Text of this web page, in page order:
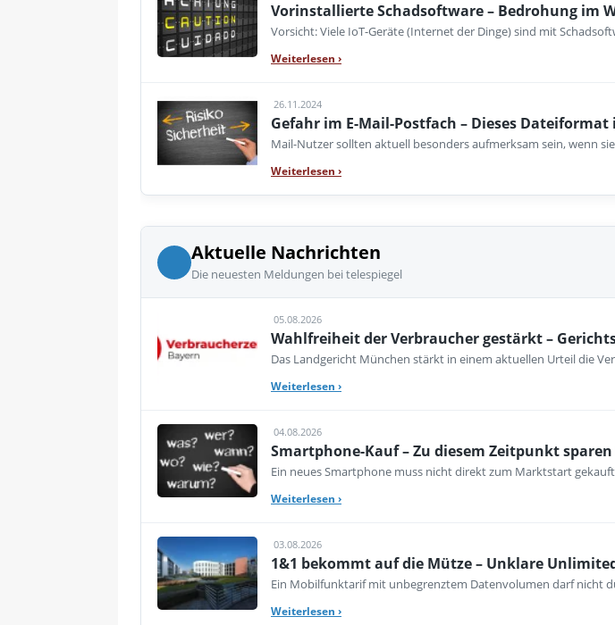
Vorinstallierte Schadsoftware – Bedrohung im
Vorsicht: Viele IoT-Geräte (Internet der Dinge) sind mit
Weiterlesen ›
26.11.2024
Gefahr im E-Mail-Postfach – Dieses
Mail-Nutzer sollten aktuell besonders aufmerksam sein, wenn
Weiterlesen ›
Aktuelle Nachrichten
Die neuesten Meldungen bei telespiegel
05.08.2026
Wahlfreiheit der Verbraucher gestärkt –
Das Landgericht München stärkt in einem aktuellen Urteil die
Weiterlesen ›
04.08.2026
Smartphone-Kauf – Zu diesem Zeitpunkt
Ein neues Smartphone muss nicht direkt zum Marktstart
Weiterlesen ›
03.08.2026
1&1 bekommt auf die Mütze – Unklare
Ein Mobilfunktarif mit unbegrenztem Datenvolumen darf nicht
Weiterlesen ›